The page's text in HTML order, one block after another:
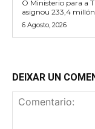
O Ministerio para a
asignou 233,4 millóns
6 Agosto, 2026
DEIXAR UN